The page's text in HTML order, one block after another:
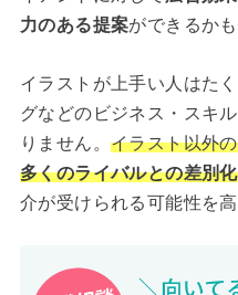
力のある提案ができるか
イラストが上手い人はた
グなどのビジネス・スキ
りません。 イラスト以外
多くのライバルとの差別化
介が受けられる可能性を高